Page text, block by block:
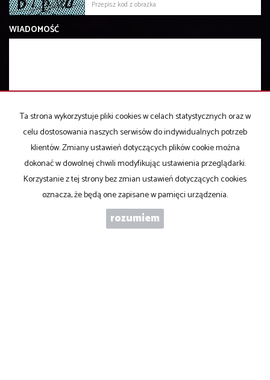
WIADOMOŚĆ
WYRAŻAM ZGODĘ NA PRZETWARZANIE PODANYCH PRZEZE MNIE
DANYCH OSOBOWYCH. ADMINISTRATOREM DANYCH JEST ABC
NIERUCHOMOŚCI S.C. IWONA PŁACZEK MAREK PARDO. MAM
PRAWO DOSTĘPU DO SWOICH DANYCH I ICH POPRAWIANIA.
PODANIE DANYCH JEST DOBROWOLNE. DANE ZBIERANE SĄ W
CELU MARKETINGOWYM ORAZ W CELU REALIZOWANIA I
WYKONANIA ZAWARTEJ UMOWY LUB DO PODJĘCIA DZIAŁAŃ NA
TWOJE ŻĄDANIE PRZED ZAWARCIEM UMOWY.
Ta strona wykorzystuje pliki cookies w celach statystycznych oraz w
celu dostosowania naszych serwisów do indywidualnych potrzeb
klientów. Zmiany ustawień dotyczących plików cookie można
dokonać w dowolnej chwili modyfikując ustawienia przeglądarki.
Korzystanie z tej strony bez zmian ustawień dotyczących cookies
oznacza, że będą one zapisane w pamięci urządzenia.
rozumiem